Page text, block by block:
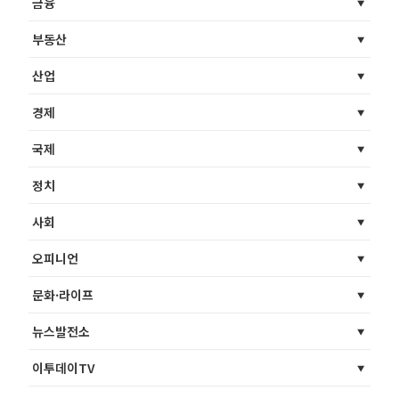
부동산
산업
경제
국제
정치
사회
오피니언
문화·라이프
뉴스발전소
이투데이TV